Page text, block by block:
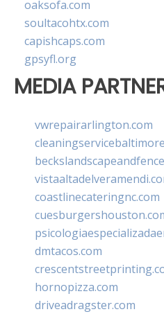
oaksofa.com
soultacohtx.com
capishcaps.com
gpsyfl.org
MEDIA
vwrepairarlington.com
coastlinecateringnc.com
dmtacos.com
hornopizza.com
driveadragster.com